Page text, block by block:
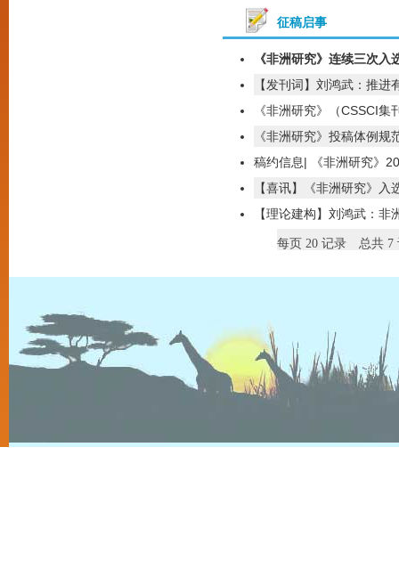
征稿启事
《非洲研究》连续三次
【发刊词】刘鸿武：推
《非洲研究》（CSSCI
《非洲研究》投稿体例规
稿约信息| 《非洲研究》
【喜讯】《非洲研究》
【理论建构】刘鸿武：
每页 20 记录 总共 7